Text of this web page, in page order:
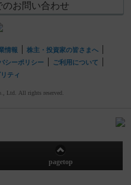
のお問い合わせ
情報
株主・投資家の皆さまへ
シーポリシー
ご利用について
ティ
Ltd. All rights reserved.
pagetop